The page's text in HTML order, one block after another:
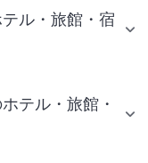
ル・旅館・宿
テル・旅館・